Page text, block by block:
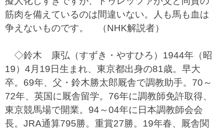
筋肉を備えているのは間違いない。人も馬も血は
争えないものです。 （NHK解説者）
◇鈴木 康弘（すずき・やすひろ）1944年（昭
19）4月19日生まれ、東京都出身の81歳。早大
卒。69年、父・鈴木勝太郎厩舎で調教助手。70～
72年、英国に厩舎留学。76年に調教師免許取得、
東京競馬場で開業。94～04年に日本調教師会会
長。JRA通算795勝。重賞27勝。19年春、厩舎関